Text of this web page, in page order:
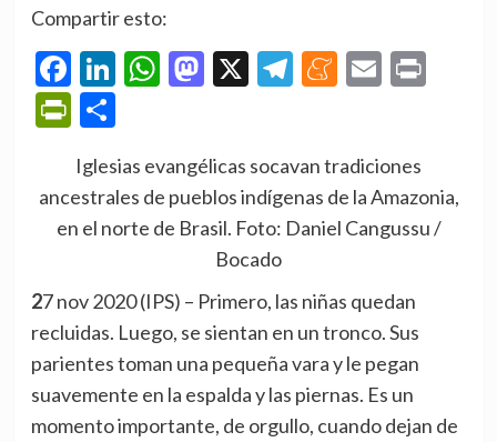
Compartir esto:
Facebook
LinkedIn
WhatsApp
Mastodon
X Telegram
Meneame
Email
PrintFriendly
Compartir
Iglesias evangélicas socavan tradiciones
ancestrales de pueblos indígenas de la Amazonia,
en el norte de Brasil. Foto: Daniel Cangussu /
Bocado
27 nov 2020 (IPS) – Primero, las niñas quedan
recluidas. Luego, se sientan en un tronco. Sus
parientes toman una pequeña vara y le pegan
suavemente en la espalda y las piernas. Es un
momento importante, de orgullo, cuando dejan de